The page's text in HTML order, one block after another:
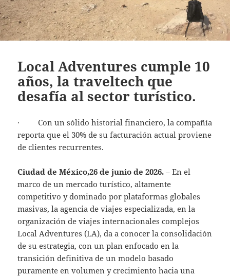
Local Adventures cumple 10
años, la traveltech que
desafía al sector turístico.
· Con un sólido historial financiero, la compañía
reporta que el 30% de su facturación actual proviene
de clientes recurrentes.
Ciudad de México,26 de junio de 2026. – En el
marco de un mercado turístico, altamente
competitivo y dominado por plataformas globales
masivas, la agencia de viajes especializada, en la
organización de viajes internacionales complejos
Local Adventures (LA), da a conocer la consolidación
de su estrategia, con un plan enfocado en la
transición definitiva de un modelo basado
puramente en volumen y crecimiento hacia una